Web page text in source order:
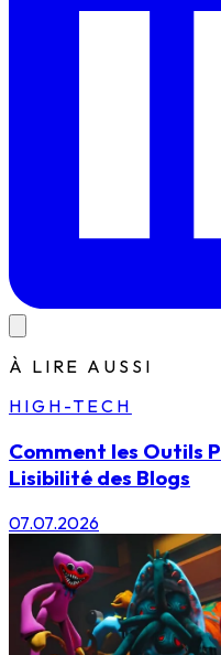
À LIRE AUSSI
HIGH-TECH
Comment les Outils
Lisibilité des Blogs
07.07.2026